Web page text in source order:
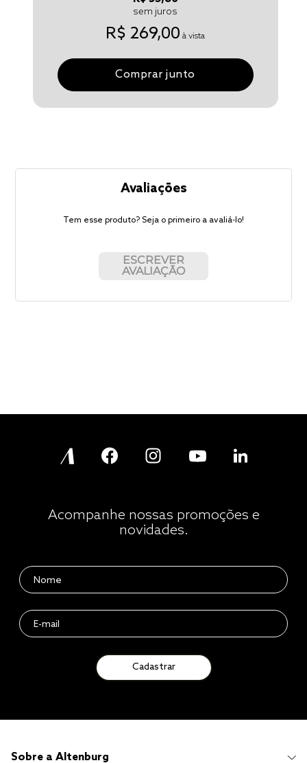
sem juros
R$ 269,00 à vista
Comprar junto
Avaliações
Tem esse produto? Seja o primeiro a avaliá-lo!
ESCREVER
AVALIAÇÃO
Acompanhe nossas promoções e
novidades.
Cadastrar
Sobre a Altenburg